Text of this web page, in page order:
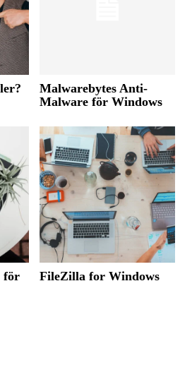
Malwarebytes Anti-
Malware för Windows
för
FileZilla for Windows